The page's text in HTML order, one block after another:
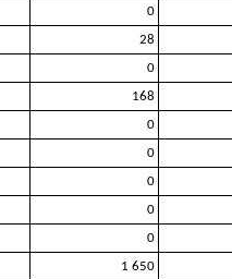
0
28
0
168
0
0
0
0
0
1 650